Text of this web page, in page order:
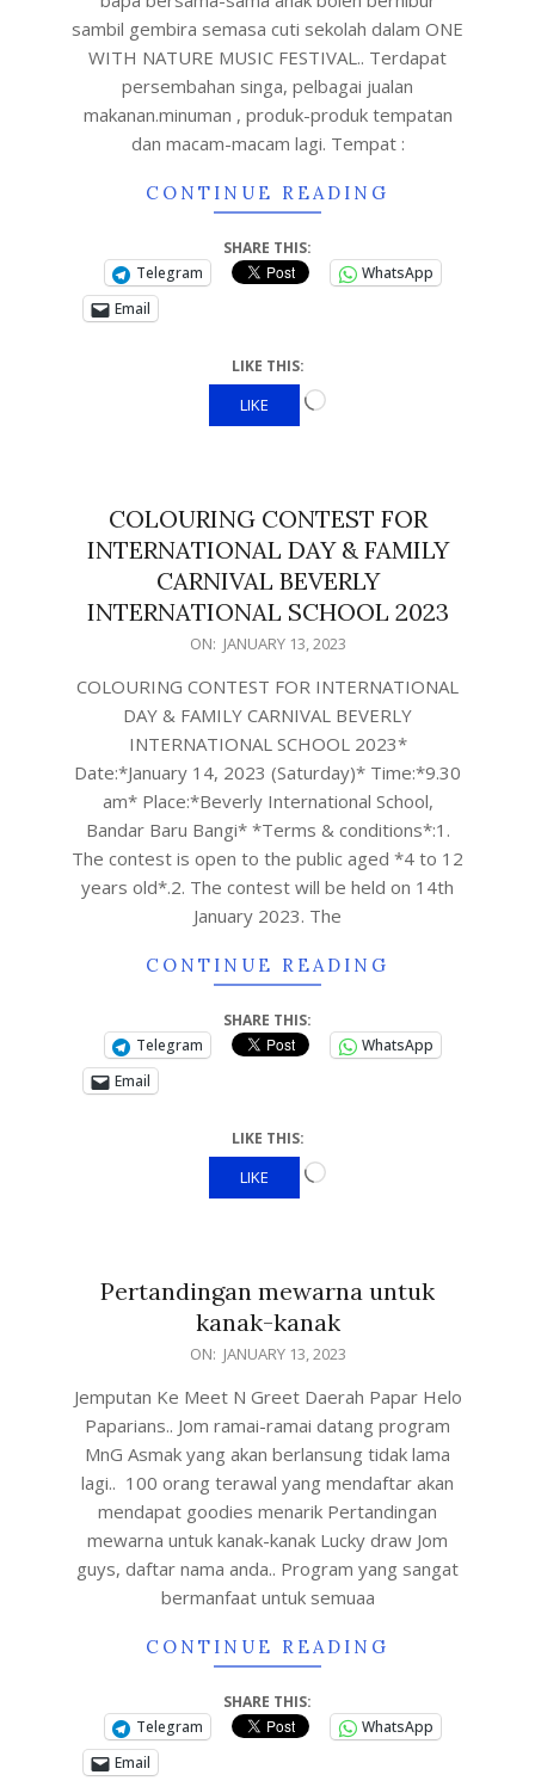
sambil gembira semasa cuti sekolah dalam ONE
WITH NATURE MUSIC FESTIVAL.. Terdapat
persembahan singa, pelbagai jualan
makanan.minuman , produk-produk tempatan
dan macam-macam lagi. Tempat :
CONTINUE READING
SHARE THIS:
Telegram
WhatsApp
Email
LIKE THIS:
LIKE
COLOURING CONTEST FOR
INTERNATIONAL DAY & FAMILY
CARNIVAL BEVERLY
INTERNATIONAL SCHOOL 2023
ON: JANUARY 13, 2023
COLOURING CONTEST FOR INTERNATIONAL
DAY & FAMILY CARNIVAL BEVERLY
INTERNATIONAL SCHOOL 2023*
Date:*January 14, 2023 (Saturday)* Time:*9.30
am* Place:*Beverly International School,
Bandar Baru Bangi* *Terms & conditions*:1.
The contest is open to the public aged *4 to 12
years old*.2. The contest will be held on 14th
January 2023. The
CONTINUE READING
SHARE THIS:
Telegram
WhatsApp
Email
LIKE THIS:
LIKE
Pertandingan mewarna untuk
kanak-kanak
ON: JANUARY 13, 2023
Jemputan Ke Meet N Greet Daerah Papar Helo
Paparians.. Jom ramai-ramai datang program
MnG Asmak yang akan berlansung tidak lama
lagi.. 100 orang terawal yang mendaftar akan
mendapat goodies menarik Pertandingan
mewarna untuk kanak-kanak Lucky draw Jom
guys, daftar nama anda.. Program yang sangat
bermanfaat untuk semuaa
CONTINUE READING
SHARE THIS:
Telegram
WhatsApp
Email